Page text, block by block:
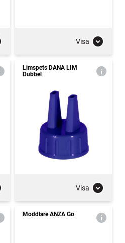
Visa
Limspets DANA LIM
Dubbel
Visa
Moddlare ANZA Go